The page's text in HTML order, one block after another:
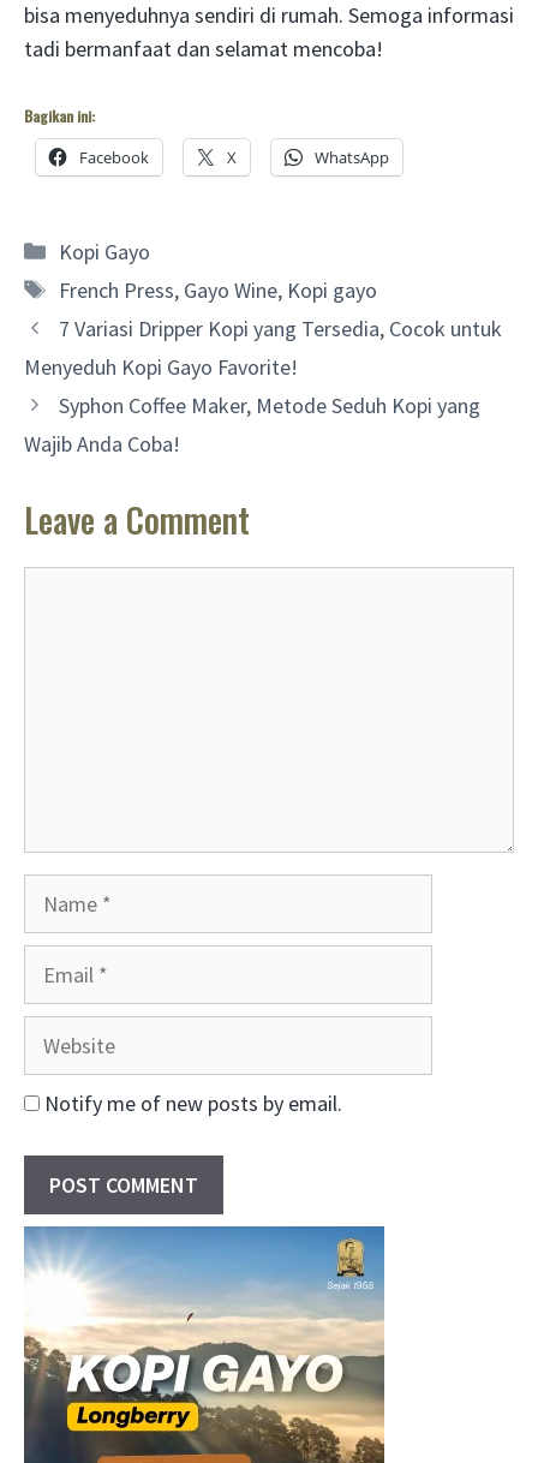
bisa menyeduhnya sendiri di rumah. Semoga informasi
tadi bermanfaat dan selamat mencoba!
Bagikan ini:
Facebook X WhatsApp
Categories
Kopi Gayo
Tags
French Press, Gayo Wine, Kopi gayo
7 Variasi Dripper Kopi yang Tersedia, Cocok untuk
Menyeduh Kopi Gayo Favorite!
Syphon Coffee Maker, Metode Seduh Kopi yang
Wajib Anda Coba!
Leave a Comment
Website
Notify me of new posts by email.